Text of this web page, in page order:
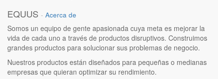
EQUUS - Acerca de
Somos un equipo de gente apasionada cuya meta es mejorar la
vida de cada uno a través de productos disruptivos. Construimos
grandes productos para solucionar sus problemas de negocio.
Nuestros productos están diseñados para pequeñas o medianas
empresas que quieran optimizar su rendimiento.